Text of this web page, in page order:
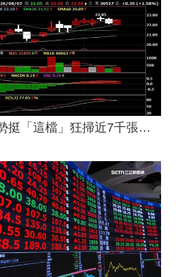
投信逆勢挺「這檔」狂掃近7千張奪買超王